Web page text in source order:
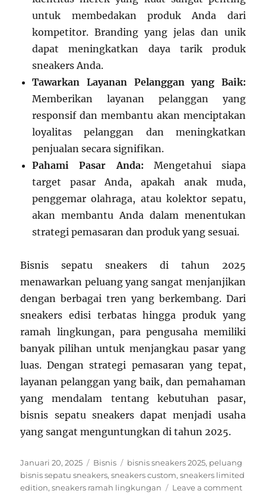
untuk membedakan produk Anda dari
kompetitor. Branding yang jelas dan unik
dapat meningkatkan daya tarik produk
sneakers Anda.
Tawarkan Layanan Pelanggan yang Baik:
Memberikan layanan pelanggan yang
responsif dan membantu akan menciptakan
loyalitas pelanggan dan meningkatkan
penjualan secara signifikan.
Pahami Pasar Anda: Mengetahui siapa
target pasar Anda, apakah anak muda,
penggemar olahraga, atau kolektor sepatu,
akan membantu Anda dalam menentukan
strategi pemasaran dan produk yang sesuai.
Bisnis sepatu sneakers di tahun 2025
menawarkan peluang yang sangat menjanjikan
dengan berbagai tren yang berkembang. Dari
sneakers edisi terbatas hingga produk yang
ramah lingkungan, para pengusaha memiliki
banyak pilihan untuk menjangkau pasar yang
luas. Dengan strategi pemasaran yang tepat,
layanan pelanggan yang baik, dan pemahaman
yang mendalam tentang kebutuhan pasar,
bisnis sepatu sneakers dapat menjadi usaha
yang sangat menguntungkan di tahun 2025.
Posted
on
Januari 20, 2025 Categories
Bisnis Tags
bisnis sneakers 2025, peluang
bisnis sepatu sneakers,sneakers custom,sneakers limited
edition,sneakers ramah lingkungan Leave a commenton